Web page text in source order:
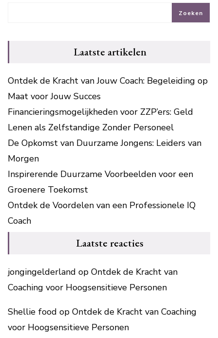
Zoeken
Laatste artikelen
Ontdek de Kracht van Jouw Coach: Begeleiding op
Maat voor Jouw Succes
Financieringsmogelijkheden voor ZZP’ers: Geld
Lenen als Zelfstandige Zonder Personeel
De Opkomst van Duurzame Jongens: Leiders van
Morgen
Inspirerende Duurzame Voorbeelden voor een
Groenere Toekomst
Ontdek de Voordelen van een Professionele IQ
Coach
Laatste reacties
jongingelderland op Ontdek de Kracht van
Coaching voor Hoogsensitieve Personen
Shellie food op Ontdek de Kracht van Coaching
voor Hoogsensitieve Personen